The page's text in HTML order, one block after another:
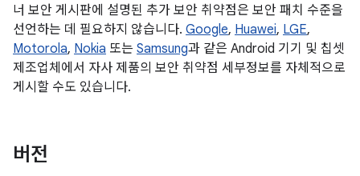
너 보안 게시판에 설명된 추가 보안 취약점은 보안 패치 수준을
선언하는 데 필요하지 않습니다. Google, Huawei, LGE,
Motorola, Nokia 또는 Samsung과 같은 Android 기기 및 칩셋
제조업체에서 자사 제품의 보안 취약점 세부정보를 자체적으로
게시할 수도 있습니다.
버전